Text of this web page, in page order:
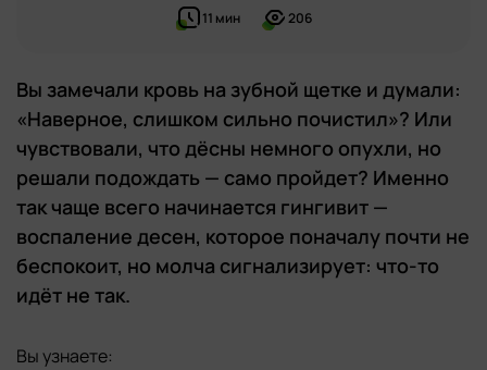
11 мин 206
Вы замечали кровь на зубной щетке и думали:
«Наверное, слишком сильно почистил»? Или
чувствовали, что дёсны немного опухли, но
решали подождать — само пройдет? Именно
так чаще всего начинается гингивит —
воспаление десен, которое поначалу почти не
беспокоит, но молча сигнализирует: что-то
идёт не так.
Вы узнаете: